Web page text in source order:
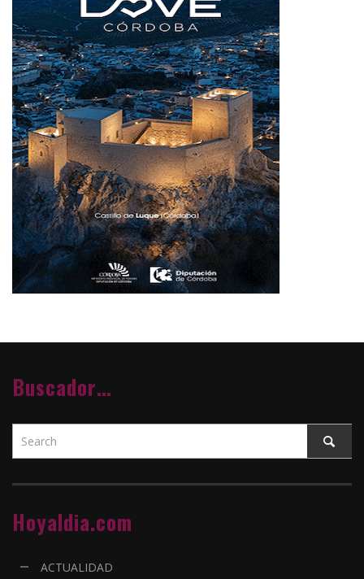
Buscador…
Hoyaldia.com
ACTUALIDAD